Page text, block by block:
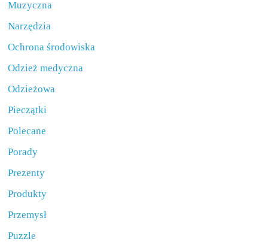
Muzyczna
Narzędzia
Ochrona środowiska
Odzież medyczna
Odzieżowa
Pieczątki
Polecane
Porady
Prezenty
Produkty
Przemysł
Puzzle